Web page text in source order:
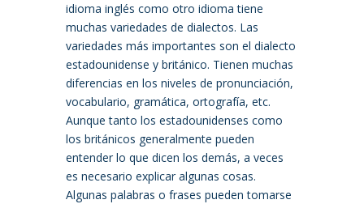
idioma inglés como otro idioma tiene
muchas variedades de dialectos. Las
variedades más importantes son el dialecto
estadounidense y británico. Tienen muchas
diferencias en los niveles de pronunciación,
vocabulario, gramática, ortografía, etc.
Aunque tanto los estadounidenses como
los británicos generalmente pueden
entender lo que dicen los demás, a veces
es necesario explicar algunas cosas.
Algunas palabras o frases pueden tomarse